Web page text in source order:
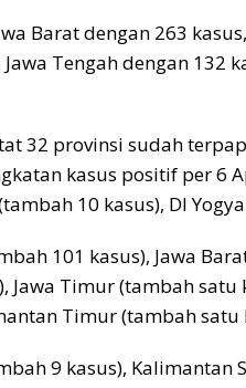
Barat dengan 263
Tengah dengan 132
32 provinsi sudah
kasus positif per 6
10 kasus), DI
101 kasus), Jawa
Jawa Timur (tambah
Timur (tambah satu
9 kasus), Kalimantan